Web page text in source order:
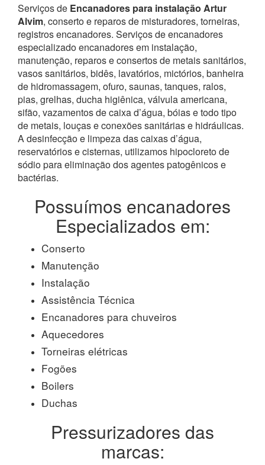
Serviços de Encanadores para instalação Artur
Alvim, conserto e reparos de misturadores, torneiras,
registros encanadores. Serviços de encanadores
especializado encanadores em instalação,
manutenção, reparos e consertos de metais sanitários,
vasos sanitários, bidês, lavatórios, mictórios, banheira
de hidromassagem, ofuro, saunas, tanques, ralos,
pias, grelhas, ducha higiênica, válvula americana,
sifão, vazamentos de caixa d’água, bóias e todo tipo
de metais, louças e conexões sanitárias e hidráulicas.
A desinfecção e limpeza das caixas d’água,
reservatórios e cisternas, utilizamos hipocloreto de
sódio para eliminação dos agentes patogênicos e
bactérias.
Possuímos encanadores
Especializados em:
Conserto
Manutenção
Instalação
Assistência Técnica
Encanadores para chuveiros
Aquecedores
Torneiras elétricas
Fogões
Boilers
Duchas
Pressurizadores das
marcas: